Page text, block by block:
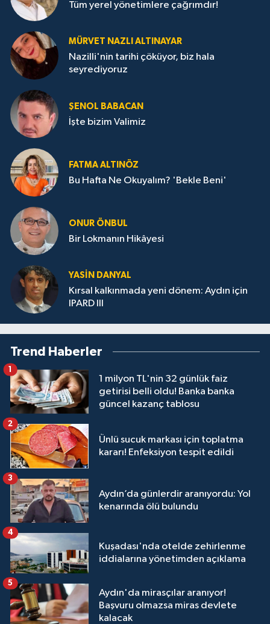
Tüm yerel yönetimlere çağrımdır!
MÜRVET NAZLI ALTINAYAR
Nazilli'nin tarihi çöküyor, biz hala
seyrediyoruz
ŞENOL BABACAN
İşte bizim Valimiz
FATMA ALTINÖZ
Bu Hafta Ne Okuyalım? 'Bekle Beni'
ONUR ÖNBUL
Bir Lokmanın Hikâyesi
YASIN DANYAL
Kırsal kalkınmada yeni dönem: Aydın için
IPARD III
Trend Haberler
1 milyon TL'nin 32 günlük faiz
getirisi belli oldu! Banka banka
güncel kazanç tablosu
1
Ünlü sucuk markası için toplatma
kararı! Enfeksiyon tespit edildi
2
Aydın’da günlerdir aranıyordu: Yol
kenarında ölü bulundu
3
Kuşadası'nda otelde zehirlenme
iddialarına yönetimden açıklama
4
Aydın'da mirasçılar aranıyor!
Başvuru olmazsa miras devlete
kalacak
5